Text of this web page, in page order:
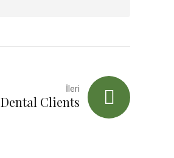
İleri
Dental Clients